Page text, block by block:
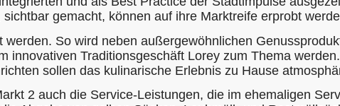
gemacht, können auf ihre Marktreife erprobt
So wird neben außergewöhnlichen
innovativen Traditionsgeschäft Lorey zum Thema
sollen das kulinarische Erlebnis zu Hause
2 auch die Service-Leistungen, die im ehemaligen